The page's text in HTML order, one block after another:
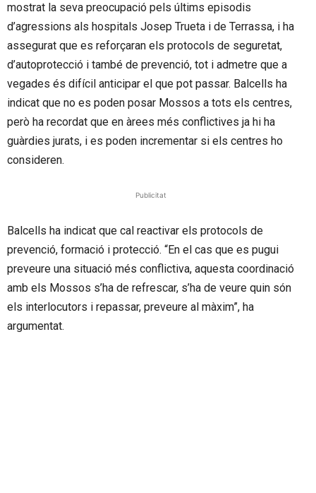
mostrat la seva preocupació pels últims episodis
d’agressions als hospitals Josep Trueta i de Terrassa, i ha
assegurat que es reforçaran els protocols de seguretat,
d’autoprotecció i també de prevenció, tot i admetre que a
vegades és difícil anticipar el que pot passar. Balcells ha
indicat que no es poden posar Mossos a tots els centres,
però ha recordat que en àrees més conflictives ja hi ha
guàrdies jurats, i es poden incrementar si els centres ho
consideren.
Publicitat
Balcells ha indicat que cal reactivar els protocols de
prevenció, formació i protecció. “En el cas que es pugui
preveure una situació més conflictiva, aquesta coordinació
amb els Mossos s’ha de refrescar, s’ha de veure quin són
els interlocutors i repassar, preveure al màxim”, ha
argumentat.